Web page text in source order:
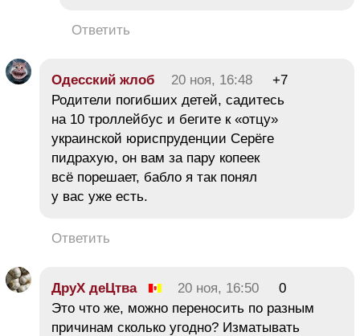
Ответить
Одесский жлоб 20 ноя, 16:48
+7
Родители погибших детей, садитесь
на 10 троллейбус и бегите к «отцу»
украинской юриспруденции Серёге
пидрахую, он вам за пару копеек
всё порешает, бабло я так понял
у вас уже есть.
Ответить
ДруХ деЦтва 20 ноя, 16:50
0
Это что же, можно переносить по разным
причинам сколько угодно? Изматывать